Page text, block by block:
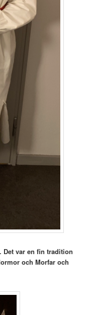
var en fin tradition
och Morfar och